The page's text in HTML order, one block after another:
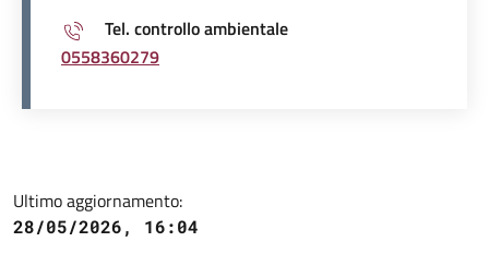
Tel. controllo ambientale
0558360279
Ultimo aggiornamento:
28/05/2026, 16:04